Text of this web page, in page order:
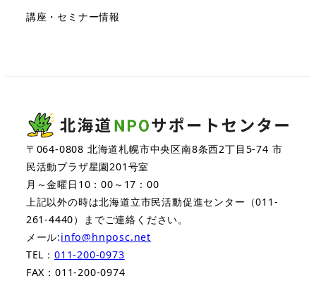
講座・セミナー情報
〒064-0808 北海道札幌市中央区南8条西2丁目5-74 市
民活動プラザ星園201号室
月～金曜日10：00～17：00
上記以外の時は北海道立市民活動促進センター（011-
261-4440）までご連絡ください。
メール:info@hnposc.net
TEL： 011-200-0973
FAX：011-200-0974